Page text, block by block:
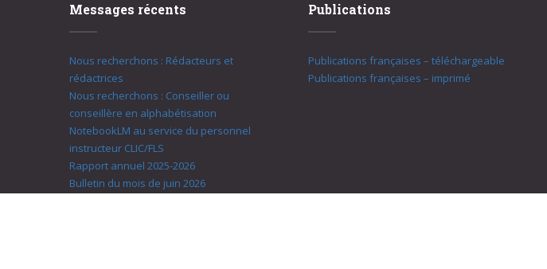
Messages récents
Nous recherchons : Rédacteurs et
rédactrices
Nous recherchons : Conseiller ou
conseillère en alphabétisation
NotebookLM au service du personnel
instructeur CLIC/FLS
Rapport annuel 2025-2026
Bulletin du mois de juin 2026
Publications
Publications françaises – téléchargeable
Publications françaises – imprimé